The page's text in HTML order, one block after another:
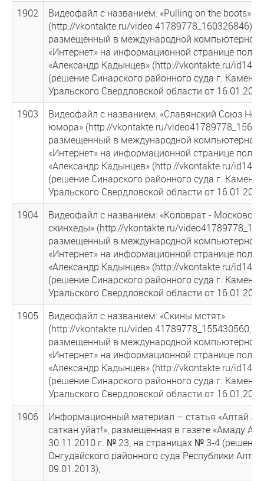
1902
Видеофайл с названием: «Pulling on the boots»
(http://vkontakte.ru/video 41789778_160326846),
размещенный в международной компьютерной
«Интернет» на информационной странице
«Александр Кадынцев» (http://vkontakte.ru/
(решение Синарского районного суда г.
Уральского Свердловской области от
1903
Видеофайл с названием: «Славянский Союз
юмора» (http://vkontakte.ru/
размещенный в международной компьютерной
«Интернет» на информационной странице
«Александр Кадынцев» (http://vkontakte.ru/
(решение Синарского районного суда г.
Уральского Свердловской области от
1904
Видеофайл с названием: «Коловрат -
скинхеды» (http://vkontakte.ru/
размещенный в международной компьютерной
«Интернет» на информационной странице
«Александр Кадынцев» (http://vkontakte.ru/
(решение Синарского районного суда г.
Уральского Свердловской области от
1905
Видеофайл с названием: «Скины мстят»
(http://vkontakte.ru/video 41789778_155430560,
размещенный в международной компьютерной
«Интернет» на информационной странице
«Александр Кадынцев» (http://vkontakte.ru/
(решение Синарского районного суда г.
Уральского Свердловской области от
1906
Информационный материал – статья «Алтай
саткан уйат!», размещенная в газете «Амаду
30.11.2010 г. № 23, на страницах № 3-4 (решение
Онгудайского районного суда Республики
09.01.2013);